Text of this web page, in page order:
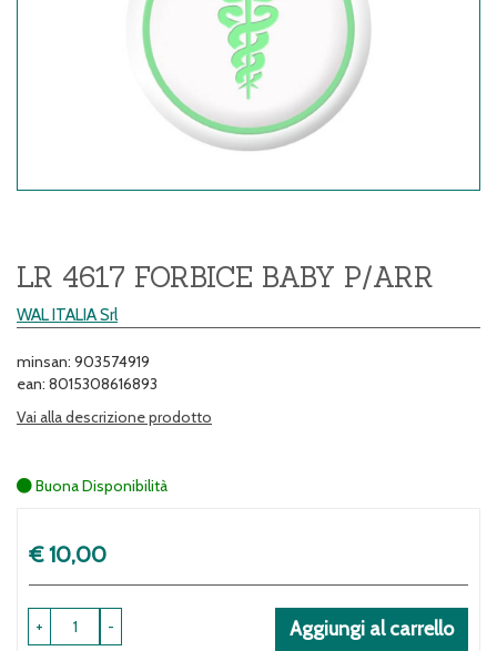
LR 4617 FORBICE BABY P/ARR
WAL ITALIA Srl
minsan: 903574919
ean: 8015308616893
Vai alla descrizione prodotto
Buona Disponibilità
Prezzo
€ 10,00
-
+ Aggiungi al carrello